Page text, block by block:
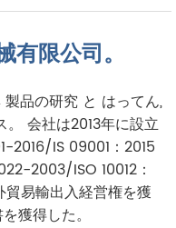
限公司。
製品の研究 と はってん,
会社は2013年に設立
2016/IS 09001：2015
2003/ISO 10012：
易輸出入経営権を獲
獲得した。